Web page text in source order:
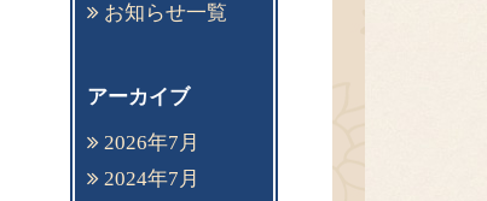
お知らせ一覧
アーカイブ
2026年7月
2024年7月